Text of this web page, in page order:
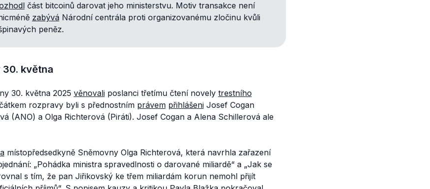
část bitcoinů darovat jeho ministerstvu. Motiv transakce není
zabýváNárodní centrála proti organizovanému zločinu kvůli
peněz.
30. května
30. května 2025 věnovaliposlanci třetímu čtení novely trestního
rozpravy byli s přednostním právem přihlášeniJosef Cogan
(ANO) a Olga Richterová (Piráti). Josef Cogan a Alena Schillerová ale
místopředsedkyně Sněmovny Olga Richterová, která navrhla zařazení
„Pohádka ministra spravedlnosti o darované miliardě“ a „Jak se
s tím, že pan Jiřikovský ke třem miliardám korun nemohl přijít